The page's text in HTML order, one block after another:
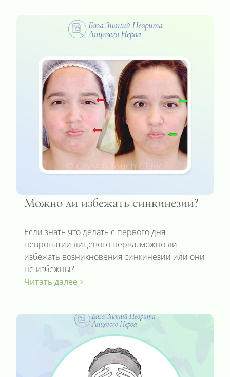
Можно ли избежать синкинезии?
Если знать что делать с первого дня
невропатии лицевого нерва, можно ли
избежать возникновения синкинезии или они
не избежны?
Читать далее